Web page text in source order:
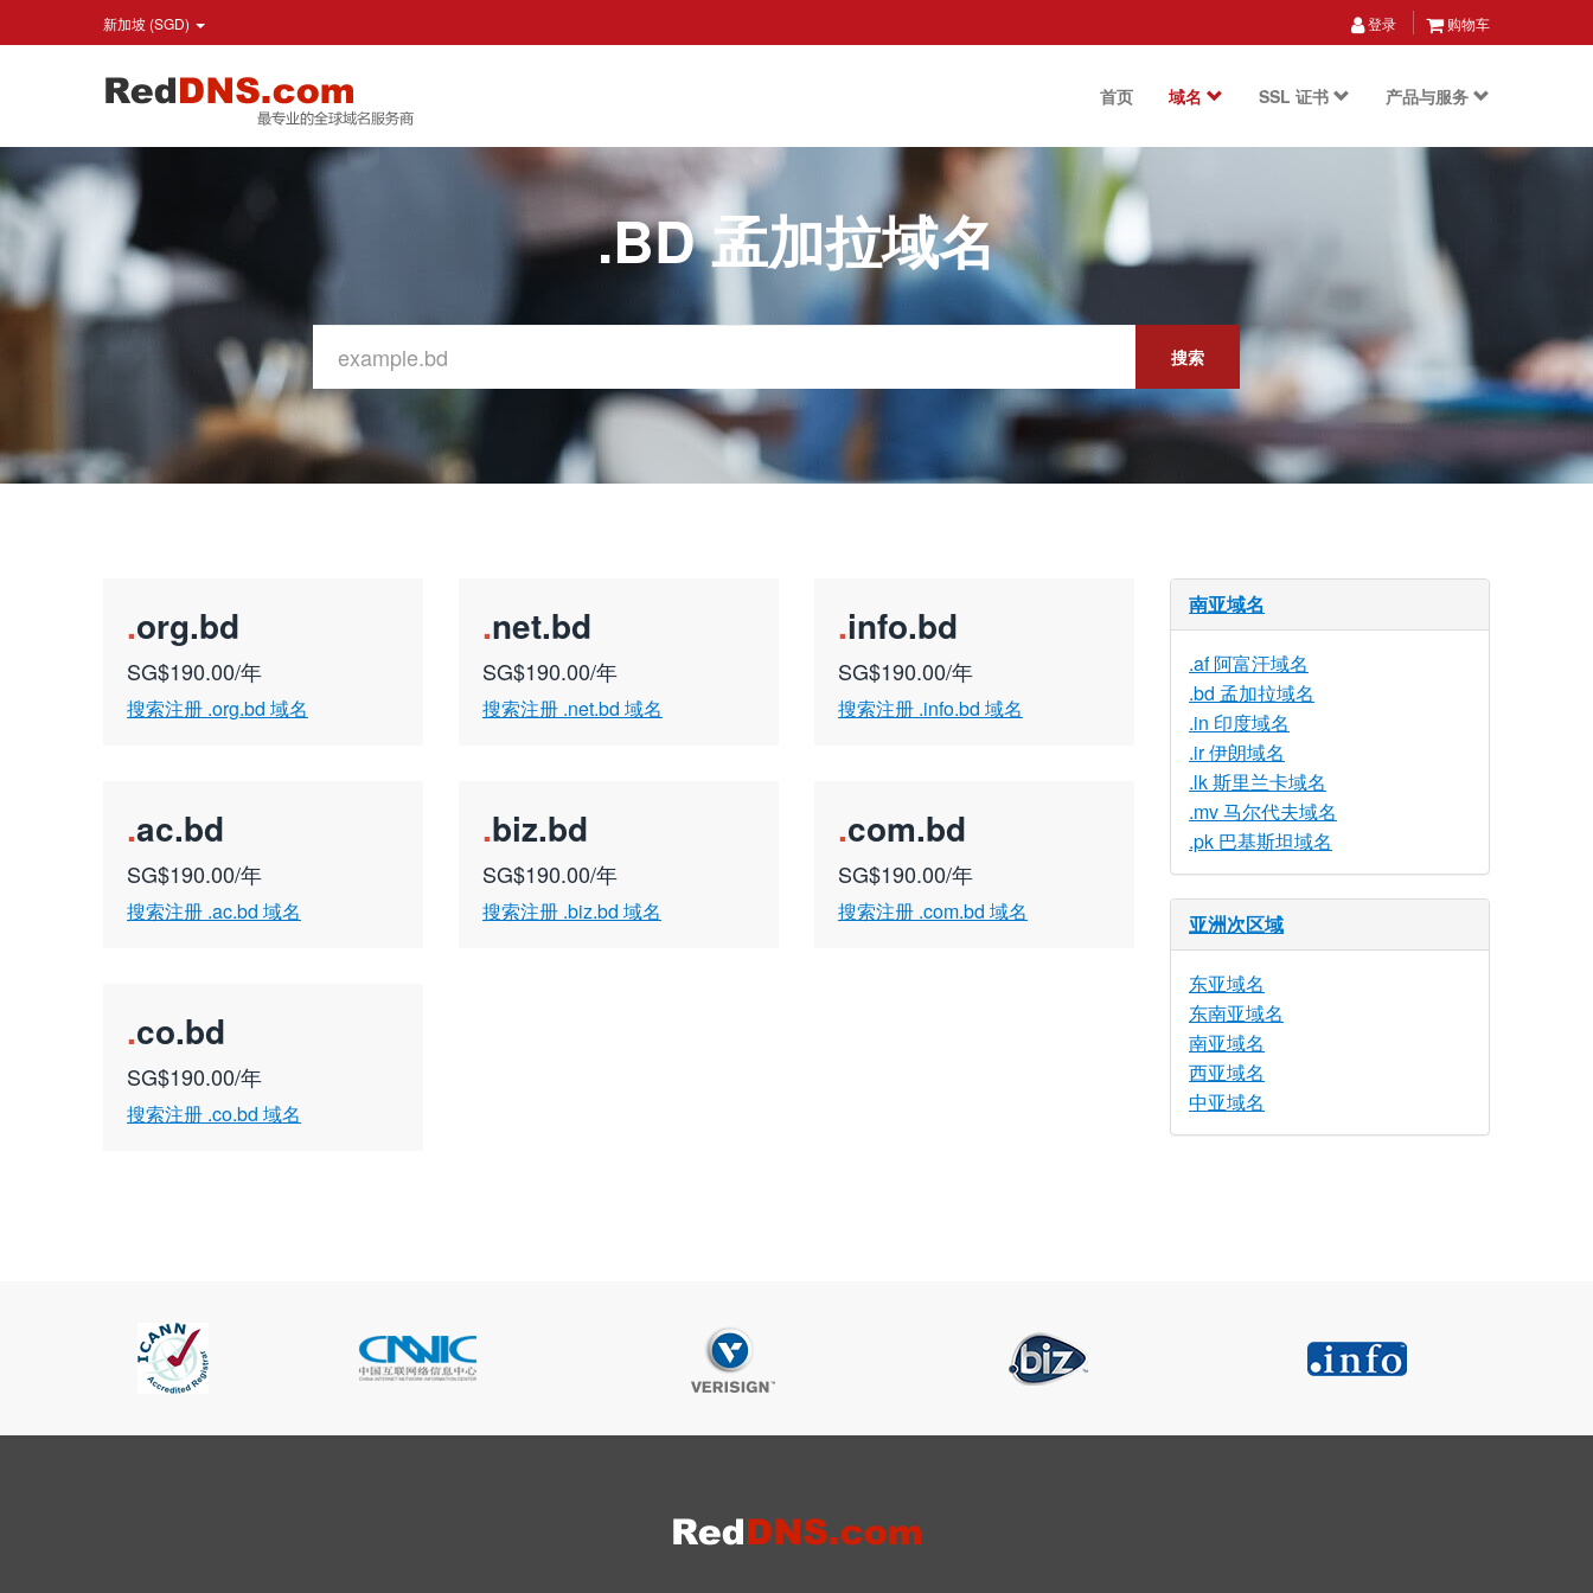
新加坡 (SGD) 登录 购物车
首页 域名 SSL 证书 产品与服务
.BD 孟加拉域名
搜索
.org.bd
SG$190.00/年
搜索注册 .org.bd 域名
.net.bd
SG$190.00/年
搜索注册 .net.bd 域名
.info.bd
SG$190.00/年
搜索注册 .info.bd 域名
.ac.bd
SG$190.00/年
搜索注册 .ac.bd 域名
.biz.bd
SG$190.00/年
搜索注册 .biz.bd 域名
.com.bd
SG$190.00/年
搜索注册 .com.bd 域名
.co.bd
SG$190.00/年
搜索注册 .co.bd 域名
南亚域名
.af 阿富汗域名
.bd 孟加拉域名
.in 印度域名
.ir 伊朗域名
.lk 斯里兰卡域名
.mv 马尔代夫域名
.pk 巴基斯坦域名
亚洲次区域
东亚域名
东南亚域名
南亚域名
西亚域名
中亚域名